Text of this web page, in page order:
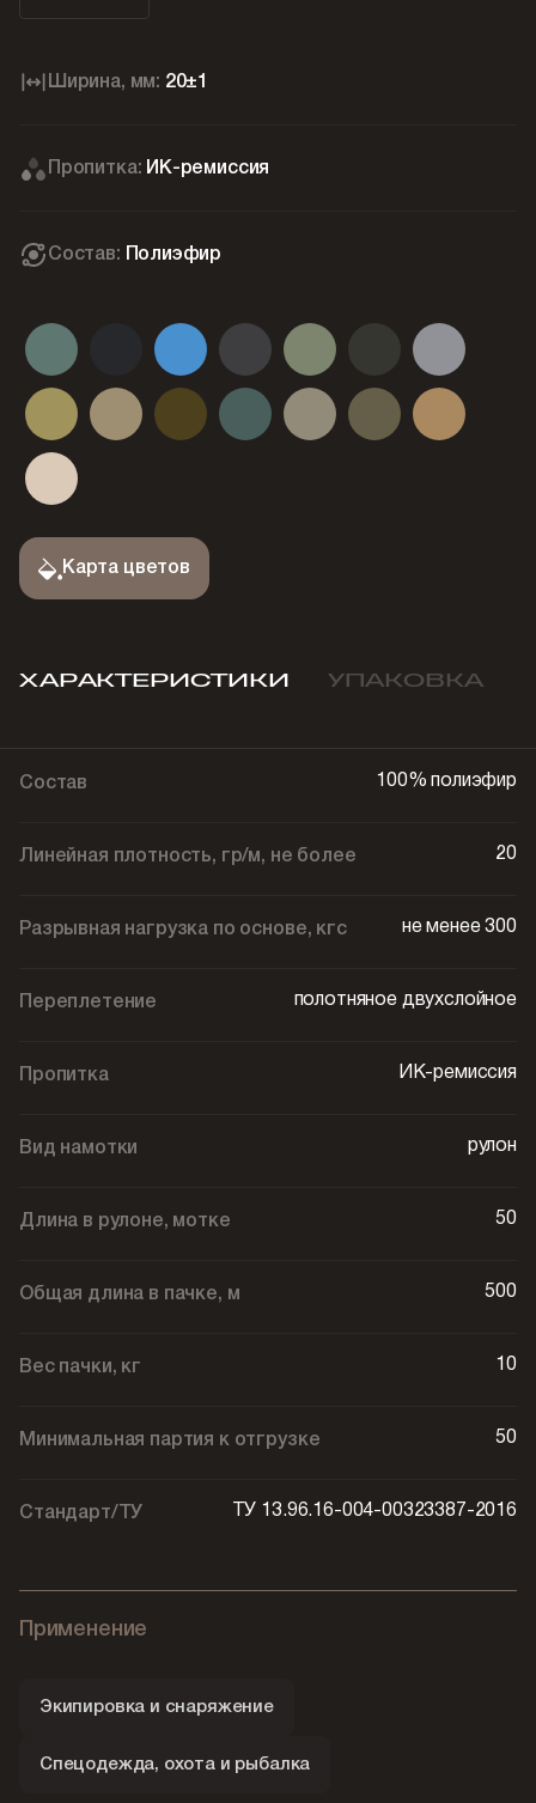
Ширина, мм: 20±1
Пропитка: ИК-ремиссия
Состав: Полиэфир
Карта цветов
ХАРАКТЕРИСТИКИ УПАКОВКА
Состав 100% полиэфир
Линейная плотность, гр/м, не более 20
Разрывная нагрузка по основе, кгс не менее 300
Переплетение полотняное двухслойное
Пропитка ИК-ремиссия
Вид намотки рулон
Длина в рулоне, мотке 50
Общая длина в пачке, м 500
Вес пачки, кг 10
Минимальная партия к отгрузке 50
Стандарт/ТУ ТУ 13.96.16-004-00323387-2016
Применение
Экипировка и снаряжение
Спецодежда, охота и рыбалка